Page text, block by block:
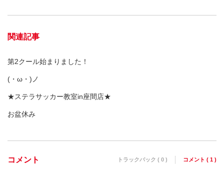
関連記事
第2クール始まりました！
(・ω・)ノ
★ステラサッカー教室in座間店★
お盆休み
コメント トラックバック ( 0 ) コメント ( 1 )